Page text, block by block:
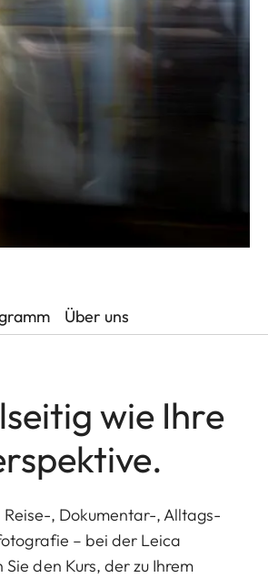
Über uns
wie Ihre
, Dokumentar-, Alltags-
– bei der Leica
den Kurs, der zu Ihrem